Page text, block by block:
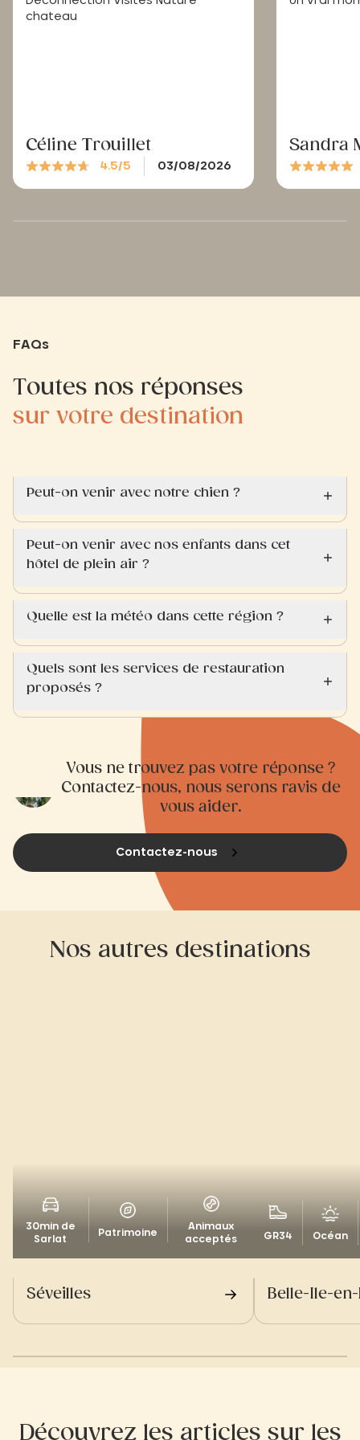
chateau
Céline Trouillet
4.5/5 03/08/2026
Sandra
FAQs
Toutes nos réponses
sur votre destination
Peut-on venir avec notre chien ?
Peut-on venir avec nos enfants dans cet
hôtel de plein air ?
Quelle est la météo dans cette région ?
Quels sont les services de restauration
proposés ?
Vous ne trouvez pas votre réponse ?
Contactez-nous, nous serons ravis de
vous aider.
Contactez-nous
Nos autres destinations
30min de
Sarlat
Patrimoine
Animaux
acceptés
Séveilles
GR34 Océan
Belle-Ile-
Découvrez les articles sur les